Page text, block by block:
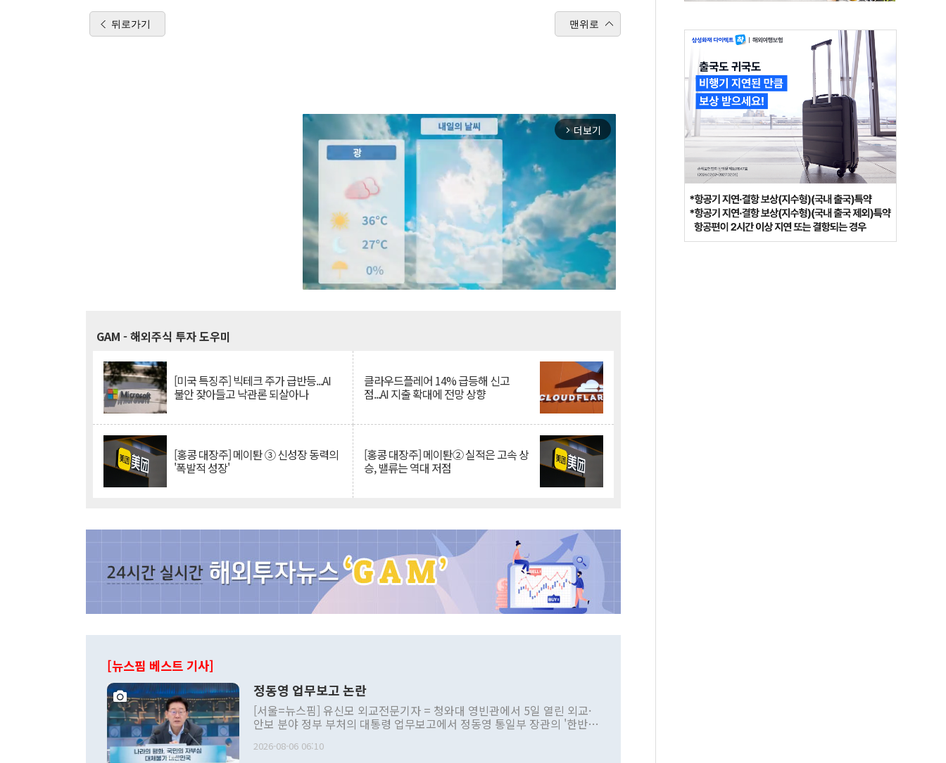
뒤로가기 맨위로
arrow_forward_ios 더보기
GAM - 해외주식 투자 도우미
[미국 특징주] 빅테크 주가 급반등...AI
불안 잦아들고 낙관론 되살아나
클라우드플레어 14% 급등해 신고
점...AI 지출 확대에 전망 상향
[홍콩 대장주] 메이퇀 ③ 신성장 동력의
'폭발적 성장'
[홍콩 대장주] 메이퇀② 실적은 고속 상
승, 밸류는 역대 저점
[뉴스핌 베스트 기사]
정동영 업무보고 논란
[서울=뉴스핌] 유신모 외교전문기자 = 청와대 영빈관에서 5일 열린 외교·
안보 분야 정부 부처의 대통령 업무보고에서 정동영 통일부 장관의 '한반도
발언 중에는 정부 내 조율을 거치지 않은 사안을 정책으로 추진하겠다고 공
2026-08-06 06:10